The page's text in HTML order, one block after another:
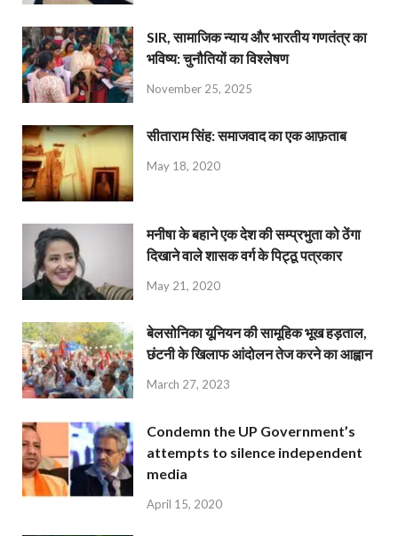
SIR, सामाजिक न्याय और भारतीय गणतंत्र का
भविष्य: चुनौतियों का विश्लेषण
November 25, 2025
सीताराम सिंह: समाजवाद का एक आफ़ताब
May 18, 2020
मनीषा के बहाने एक देश की सम्प्रभुता को ठेंगा
दिखाने वाले शासक वर्ग के पिट्ठू पत्रकार
May 21, 2020
बेलसोनिका यूनियन की सामूहिक भूख हड़ताल,
छंटनी के खिलाफ आंदोलन तेज करने का आह्वान
March 27, 2023
Condemn the UP Government’s
attempts to silence independent
media
April 15, 2020